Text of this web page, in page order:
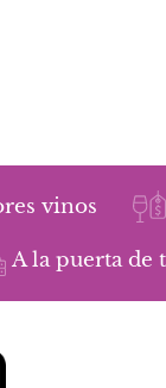
vinos
A la puerta de